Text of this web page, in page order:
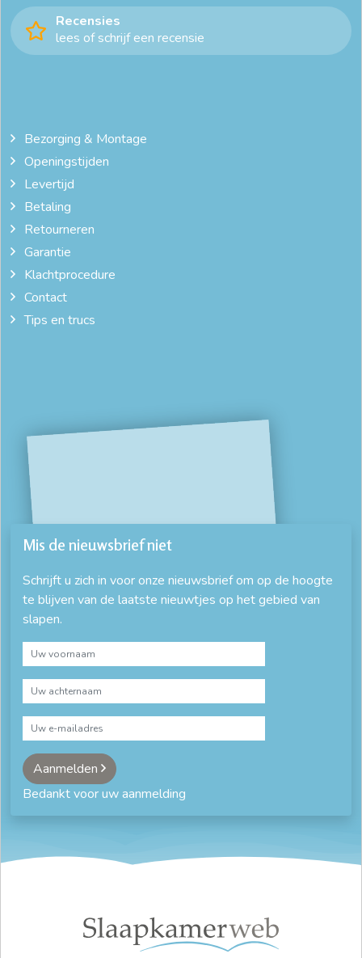
Recensies
lees of schrijf een recensie
Bezorging & Montage
Openingstijden
Levertijd
Betaling
Retourneren
Garantie
Klachtprocedure
Contact
Tips en trucs
Mis de nieuwsbrief niet
Schrijft u zich in voor onze nieuwsbrief om op de hoogte
te blijven van de laatste nieuwtjes op het gebied van
slapen.
Aanmelden
Bedankt voor uw aanmelding